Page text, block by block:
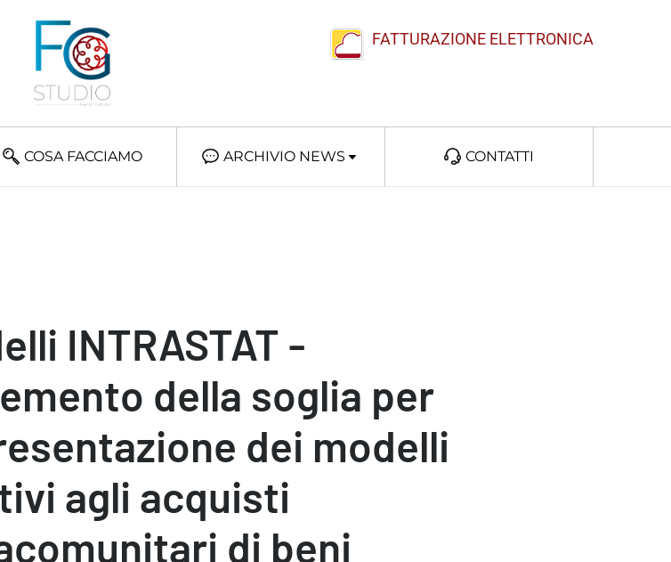
FATTURAZIONE ELETTRONICA
COSA FACCIAMO ARCHIVIO NEWS CONTATTI
INTRASTAT -
della soglia per
dei modelli
agli acquisti
di beni